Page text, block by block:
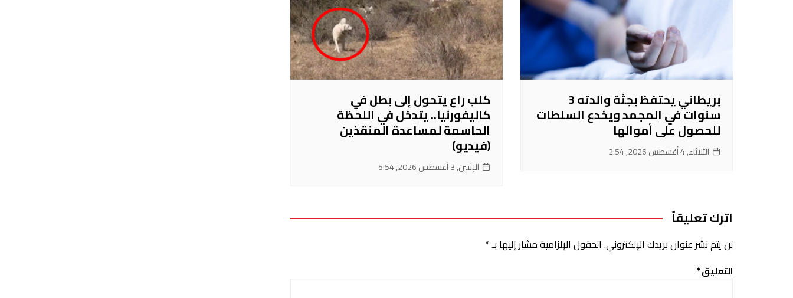
بريطاني يحتفظ بجثة والدته 3
سنوات في المجمد ويخدع السلطات
للحصول على أموالها
الثلاثاء, 4 أغسطس 2026, 2:54
كلب راع يتحول إلى بطل في
كاليفورنيا.. يتدخل في اللحظة
الحاسمة لمساعدة المنقذين
(فيديو)
الإثنين, 3 أغسطس 2026, 5:54
اترك تعليقاً
لن يتم نشر عنوان بريدك الإلكتروني. الحقول الإلزامية مشار إليها بـ*
التعليق*